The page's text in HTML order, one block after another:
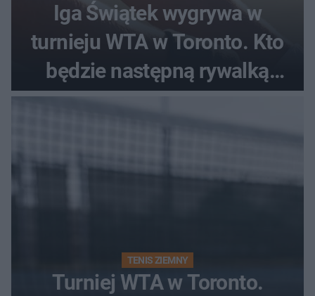
Iga Świątek wygrywa w
turnieju WTA w Toronto. Kto
będzie następną rywalką
TENIS ZIEMNY
Turniej WTA w Toronto.